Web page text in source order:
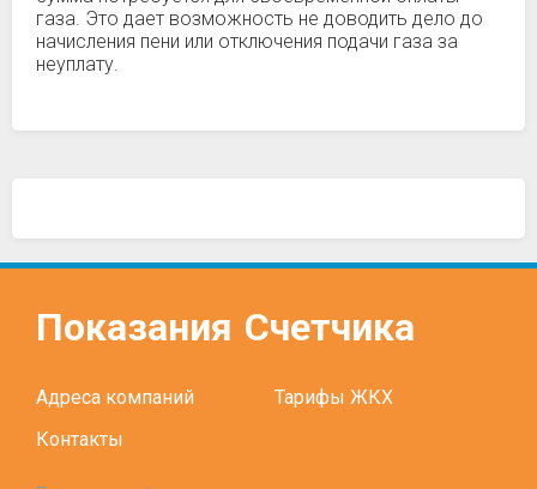
газа. Это дает возможность не доводить дело до
начисления пени или отключения подачи газа за
неуплату.
Показания Счетчика
Адреса компаний
Тарифы ЖКХ
Контакты